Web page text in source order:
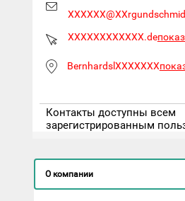
XXXXXXXXXXXX.de
BernhardslXXXXXXX
Контакты доступны всем
зарегистрированным
О компании